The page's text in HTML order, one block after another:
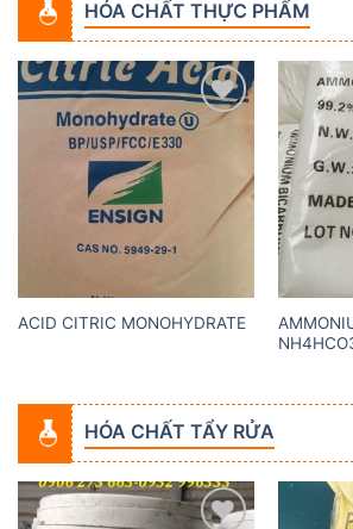
HÓA CHẤT THỰC PHẨM
Add to
ACID CITRIC MONOHYDRATE
HÓA CHẤT TẨY RỬA